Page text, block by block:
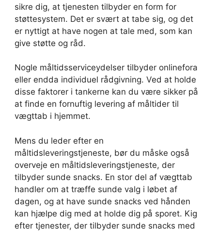
sikre dig, at tjenesten tilbyder en form for
støttesystem. Det er svært at tabe sig, og det
er nyttigt at have nogen at tale med, som kan
give støtte og råd.
Nogle måltidsserviceydelser tilbyder onlinefora
eller endda individuel rådgivning. Ved at holde
disse faktorer i tankerne kan du være sikker på
at finde en fornuftig levering af måltider til
vægttab i hjemmet.
Mens du leder efter en
måltidsleveringstjeneste, bør du måske også
overveje en måltidsleveringstjeneste, der
tilbyder sunde snacks. En stor del af vægttab
handler om at træffe sunde valg i løbet af
dagen, og at have sunde snacks ved hånden
kan hjælpe dig med at holde dig på sporet. Kig
efter tjenester, der tilbyder sunde snacks med